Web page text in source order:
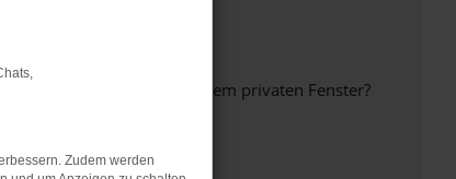
Browser oder in einem privaten Fenster?
Zudem werden